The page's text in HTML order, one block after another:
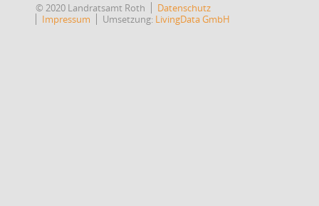
© 2020 Landratsamt Roth
Datenschutz
Impressum
Umsetzung: LivingData GmbH